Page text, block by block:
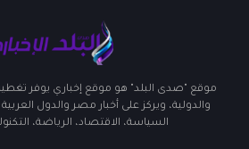
موقع "صدى البلد" هو موقع إخباري يوفر
والدولية، ويركز على أخبار مصر والدول
السياسة، الاقتصاد، الرياضة،